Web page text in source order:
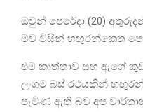
ඔවුන් පෙරේදා (20)
මව විසින් හඟුරන්කෙත
එම කාත්තාව සහ ඇගේ
ලංගම බස් රථයකින්
පැමිණ ඇති බව අප